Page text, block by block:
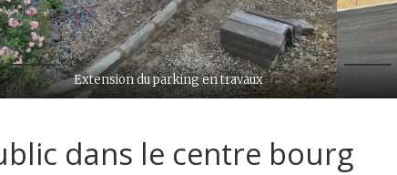
Extension du parking en travaux
dans le centre bourg